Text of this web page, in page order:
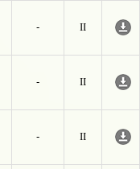
-
II
-
II
-
II